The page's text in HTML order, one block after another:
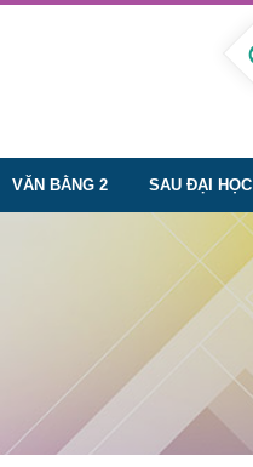
VĂN BẰNG 2 SAU ĐẠI HỌC